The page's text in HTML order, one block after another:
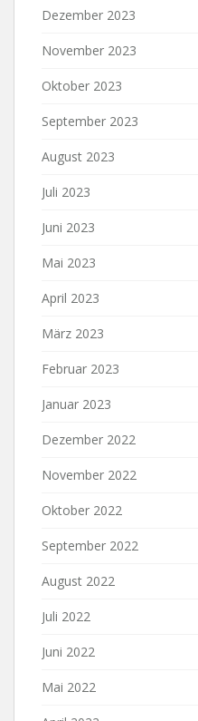
Dezember 2023
November 2023
Oktober 2023
September 2023
August 2023
Juli 2023
Juni 2023
Mai 2023
April 2023
März 2023
Februar 2023
Januar 2023
Dezember 2022
November 2022
Oktober 2022
September 2022
August 2022
Juli 2022
Juni 2022
Mai 2022